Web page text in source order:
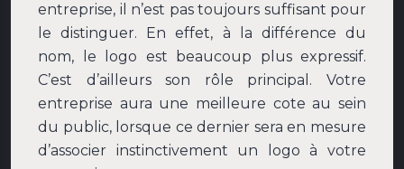
entreprise, il n’est pas toujours suffisant pour
le distinguer. En effet, à la différence du
nom, le logo est beaucoup plus expressif.
C’est d’ailleurs son rôle principal. Votre
entreprise aura une meilleure cote au sein
du public, lorsque ce dernier sera en mesure
d’associer instinctivement un logo à votre